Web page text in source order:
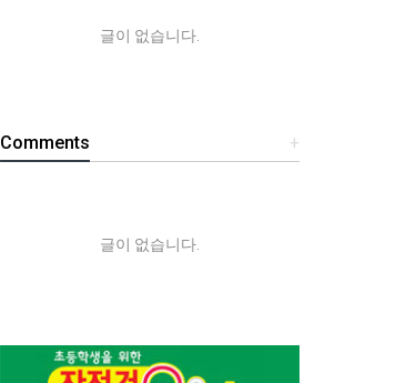
글이 없습니다.
+
Comments
글이 없습니다.